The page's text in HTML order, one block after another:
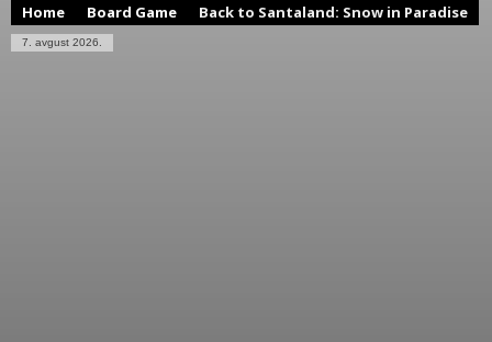
Home Board Game Back to Santaland: Snow in Paradise
7. avgust 2026.